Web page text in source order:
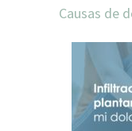
Causas de